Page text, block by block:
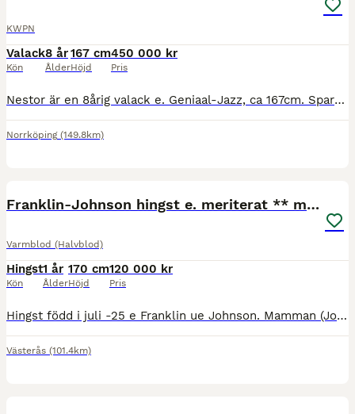
KWPN
Valack
Kön
8 år
Ålder
167 cm
Höjd
450 000 kr
Pris
Nestor är en 8årig valack e. Geniaal-Jazz, ca 167cm. Sparsamt tävlad tom MsvB med placering och finns mycket kapacitet för svårare klasser. Egen motor åt det piggare hållet, snäll att lasta, sko, rida
Norrköping (149.8km)
Franklin-Johnson hingst e. meriterat ** möderne
Varmblod (Halvblod)
Hingst
Kön
1 år
Ålder
170 cm
Höjd
120 000 kr
Pris
Hingst född i juli -25 e Franklin ue Johnson. Mamman (Johnson-Samber, inväntar prestationsklass ** inom kort via SWB, BLUP index 129) har gått FEI klasser med junior, samt har placeringar upp till MS
Västerås (101.4km)